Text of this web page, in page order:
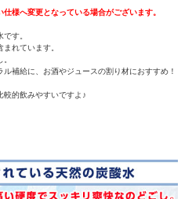
様へ変更となっている場合がございます。
す。
れています。
補給に、お酒やジュースの割り材におすすめ！
較的飲みやすいですよ♪